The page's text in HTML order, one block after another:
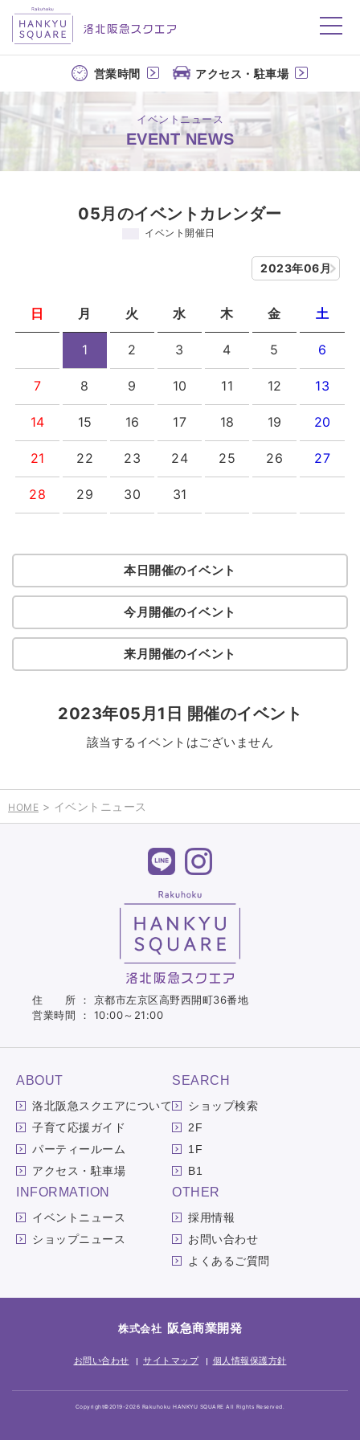
洛北阪急スクエア
営業時間 アクセス・駐車場
イベントニュース
EVENT NEWS
05月のイベントカレンダー
イベント開催日
2023年06月
日 月 火 水 木 金 土
1 2 3 4 5 6
7 8 9 10 11 12 13
14 15 16 17 18 19 20
21 22 23 24 25 26 27
28 29 30 31
本日開催のイベント
今月開催のイベント
来月開催のイベント
2023年05月1日 開催のイベント
該当するイベントはございません
HOME > イベントニュース
住 所 ： 京都市左京区高野西開町36番地
営業時間 ： 10:00～21:00
ABOUT
洛北阪急スクエアについて
子育て応援ガイド
パーティールーム
アクセス・駐車場
SEARCH
ショップ検索
2F
1F
B1
INFORMATION
イベントニュース
ショップニュース
OTHER
採用情報
お問い合わせ
よくあるご質問
株式会社 阪急商業開発
お問い合わせ サイトマップ 個人情報保護方針
Copyright©2019-2026 Rakuhoku HANKYU SQUARE All Rights Reserved.